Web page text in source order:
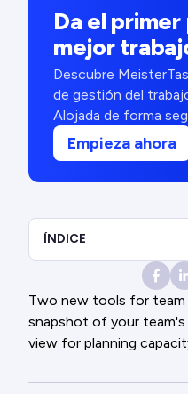
Da el primer
mejor
Descubre
de gestión del
Alojada de forma
Empieza ahora
ÍNDICE
Two new tools for team
snapshot of your team's
view for planning